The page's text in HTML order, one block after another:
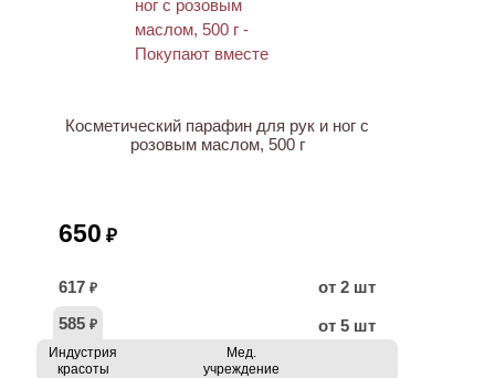
Косметический парафин для рук и ног с
розовым маслом, 500 г
650 ₽
617 ₽
от 2 шт
585 ₽ от 5 шт
Индустрия
красоты
Мед.
учреждение